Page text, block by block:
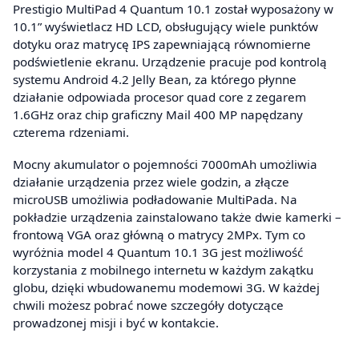
Prestigio MultiPad 4 Quantum 10.1 został wyposażony w
10.1” wyświetlacz HD LCD, obsługujący wiele punktów
dotyku oraz matrycę IPS zapewniającą równomierne
podświetlenie ekranu. Urządzenie pracuje pod kontrolą
systemu Android 4.2 Jelly Bean, za którego płynne
działanie odpowiada procesor quad core z zegarem
1.6GHz oraz chip graficzny Mail 400 MP napędzany
czterema rdzeniami.
Mocny akumulator o pojemności 7000mAh umożliwia
działanie urządzenia przez wiele godzin, a złącze
microUSB umożliwia podładowanie MultiPada. Na
pokładzie urządzenia zainstalowano także dwie kamerki –
frontową VGA oraz główną o matrycy 2MPx. Tym co
wyróżnia model 4 Quantum 10.1 3G jest możliwość
korzystania z mobilnego internetu w każdym zakątku
globu, dzięki wbudowanemu modemowi 3G. W każdej
chwili możesz pobrać nowe szczegóły dotyczące
prowadzonej misji i być w kontakcie.